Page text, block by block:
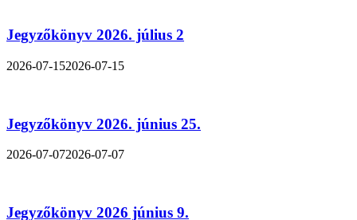
Jegyzőkönyv 2026. július 2
2026-07-152026-07-15
Jegyzőkönyv 2026. június 25.
2026-07-072026-07-07
Jegyzőkönyv 2026 június 9.